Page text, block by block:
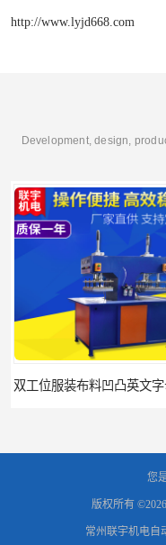
http://www.lyjd668.com
Development, design,
您
版权所有
常州联宇机电自